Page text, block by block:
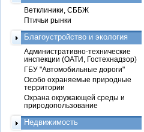
Ветклиники, СББЖ
Птичьи рынки
Благоустройство и экология
Административно-технические
инспекции (ОАТИ, Гостехнадзор)
ГБУ "Автомобильные дороги"
Особо охраняемые природные
территории
Охрана окружающей среды и
природопользование
Недвижимость